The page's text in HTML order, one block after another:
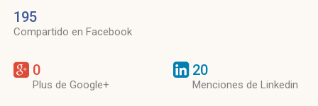
195
Compartido en Facebook
0
Plus de Google+
20
Menciones de Linkedin